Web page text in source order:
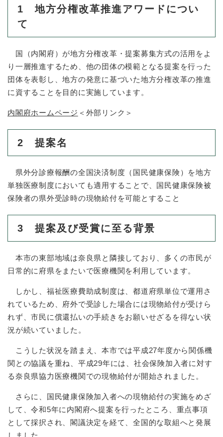
1 地方分権改革推進アワードについ
て
国（内閣府）が地方分権改革・提案募集方式の活用をよ
り一層推進するため、他の団体の模範となる提案を行った
団体を表彰し、地方の発意に基づいた地方分権改革の推進
に資することを目的に実施しています。
内閣府ホームページ ＜外部リンク＞
2 提案名
県外分診療報酬の全国決済制度（国民健康保険）を地方
単独医療制度においても適用することで、国民健康保険被
保険者の県外受診時の現物給付を可能とすること
3 提案及び受賞に至る背景
本市の東部地域は奈良県と隣接しており、多くの市民が
日常的に府県をまたいで医療機関を利用しています。
しかし、福祉医療費助成制度は、都道府県単位で運用さ
れているため、府外で受診した場合には現物給付が受けら
れず、市民に償還払いの手続きをお願いせざるを得ない状
況が続いていました。
こうした状況を踏まえ、本市では平成27年度から関係機
関との協議を重ね、平成29年には、社会保険加入者に対す
る奈良県協力医療機関での現物給付が開始されました。
さらに、国民健康保険加入者への現物給付の実施をめざ
して、令和5年に内閣府へ提案を行ったところ、重点事項
として採択され、閣議決定を経て、全国的な取組へと発展
しました。